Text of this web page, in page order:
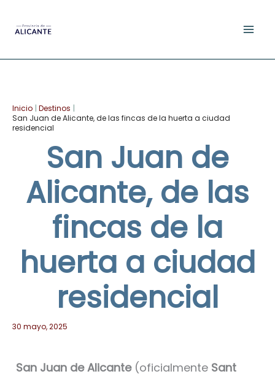
Inicio Destinos
San Juan de Alicante, de las fincas de la huerta a ciudad
residencial
San Juan de
Alicante, de las
fincas de la
huerta a ciudad
residencial
30 mayo, 2025
San Juan de Alicante(oficialmente Sant